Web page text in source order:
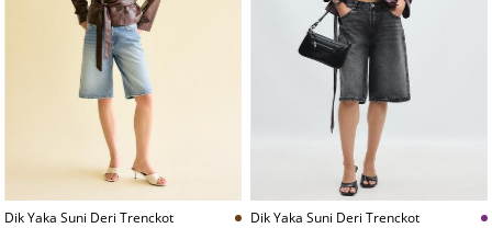
Dik Yaka Suni Deri Trenckot
Dik Yaka Suni Deri Trenckot